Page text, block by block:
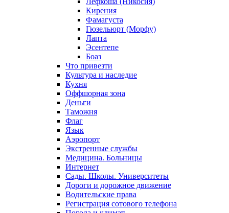
Кирения
Фамагуста
Гюзельюрт (Морфу)
Лапта
Эсентепе
Боаз
Что привезти
Культура и наследие
Кухня
Оффшорная зона
Деньги
Таможня
Флаг
Язык
Аэропорт
Экстренные службы
Медицина. Больницы
Интернет
Сады. Школы. Университеты
Дороги и дорожное движение
Водительские права
Регистрация сотового телефона